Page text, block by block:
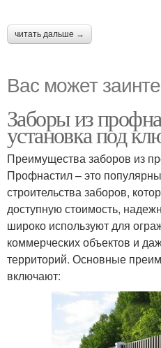
читать дальше →
Вас может
Заборы из
установка под
Преимущества заборов из
Профнастил – это
строительства заборов,
доступную стоимость,
широко используют для
коммерческих объектов и
территорий. Основные
включают: